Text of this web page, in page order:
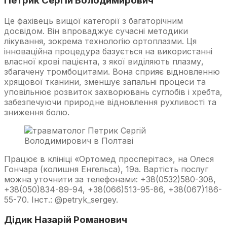
Це фахівець вищої категорії з багаторічним
досвідом. Він впроваджує сучасні методики
лікування, зокрема технологію ортоплазми. Ця
інноваційна процедура базується на використанні
власної крові пацієнта, з якої виділяють плазму,
збагачену тромбоцитами. Вона сприяє відновленню
хрящової тканини, зменшує запальні процеси та
уповільнює розвиток захворювань суглобів і хребта,
забезпечуючи природне відновлення рухливості та
зниження болю.
Працює в клініці «Ортомед просперітас», на Олеся
Гончара (колишня Енгельса), 19а. Вартість послуг
можна уточнити за телефонами: +38(0532)580-308,
+38(050)834-89-94, +38(066)513-95-86, +38(067)186-
55-70. Інст.: @petryk_sergey.
Дідик Назарій Романович